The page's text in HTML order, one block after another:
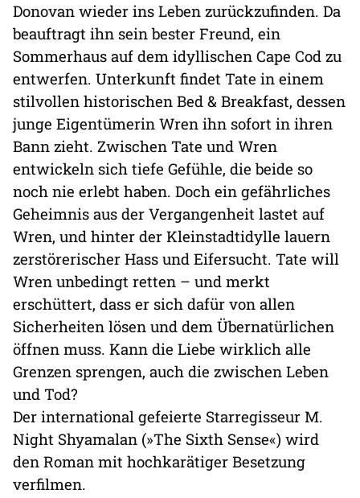
Donovan wieder ins Leben zurückzufinden. Da
beauftragt ihn sein bester Freund, ein
Sommerhaus auf dem idyllischen Cape Cod zu
entwerfen. Unterkunft findet Tate in einem
stilvollen historischen Bed & Breakfast, dessen
junge Eigentümerin Wren ihn sofort in ihren
Bann zieht. Zwischen Tate und Wren
entwickeln sich tiefe Gefühle, die beide so
noch nie erlebt haben. Doch ein gefährliches
Geheimnis aus der Vergangenheit lastet auf
Wren, und hinter der Kleinstadtidylle lauern
zerstörerischer Hass und Eifersucht. Tate will
Wren unbedingt retten – und merkt
erschüttert, dass er sich dafür von allen
Sicherheiten lösen und dem Übernatürlichen
öffnen muss. Kann die Liebe wirklich alle
Grenzen sprengen, auch die zwischen Leben
und Tod?
Der international gefeierte Starregisseur M.
Night Shyamalan (»The Sixth Sense«) wird
den Roman mit hochkarätiger Besetzung
verfilmen.